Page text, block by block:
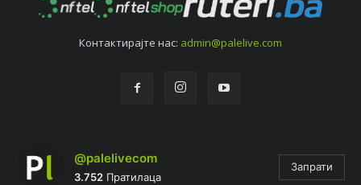
Контактирајтe нас: admin@palelive.com
@palelivecom
3.752 Пратилаца
Запрати